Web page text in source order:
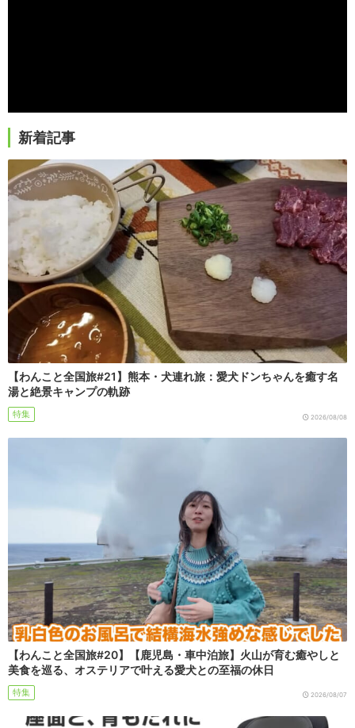
新着記事
【わんこと全国旅#21】熊本・犬連れ旅：愛犬ドンちゃんを癒す名
湯と絶景キャンプの軌跡
特集 2026/08/08
【わんこと全国旅#20】【鹿児島・車中泊旅】火山が育む癒やしと
美食を巡る、オステリアで叶える愛犬との至福の休日
特集 2026/08/07